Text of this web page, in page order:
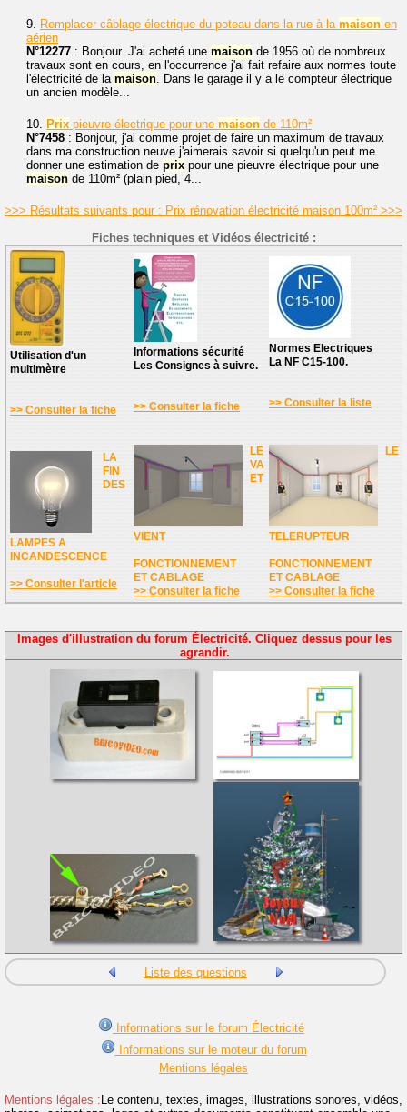
9. Remplacer câblage électrique du poteau dans la rue à la maison en
aérien
N°12277 : Bonjour. J'ai acheté une maison de 1956 où de nombreux
travaux sont en cours, en l'occurrence j'ai fait refaire aux normes toute
l'électricité de la maison. Dans le garage il y a le compteur électrique
un ancien modèle...
10. Prix pieuvre électrique pour une maison de 110m²
N°7458 : Bonjour, j'ai comme projet de faire un maximum de travaux
dans ma construction neuve j'aimerais savoir si quelqu'un peut me
donner une estimation de prix pour une pieuvre électrique pour une
maison de 110m² (plain pied, 4...
>>> Résultats suivants pour : Prix rénovation électricité maison 100m² >>>
Fiches techniques et Vidéos électricité :
Utilisation d'un
multimètre
>> Consulter la fiche
Informations sécurité
Les Consignes à suivre.
>> Consulter la fiche
Normes Electriques
La NF C15-100.
>> Consulter la liste
LA
FIN
DES
LAMPES A
INCANDESCENCE
>> Consulter l'article
LE
VA
ET
VIENT
FONCTIONNEMENT
ET CABLAGE
>> Consulter la fiche
LE
TELERUPTEUR
FONCTIONNEMENT
ET CABLAGE
>> Consulter la fiche
Images d'illustration du forum Électricité. Cliquez dessus pour les
agrandir.
Liste des questions
Informations sur le forum Électricité
Informations sur le moteur du forum
Mentions légales
Mentions légales : Le contenu, textes, images, illustrations sonores, vidéos,